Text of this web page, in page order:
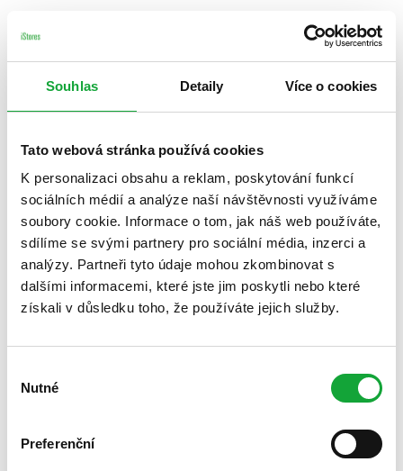
Souhlas Detaily Více o cookies
Tato webová stránka používá cookies
K personalizaci obsahu a reklam, poskytování funkcí
sociálních médií a analýze naší návštěvnosti využíváme
soubory cookie. Informace o tom, jak náš web používáte,
sdílíme se svými partnery pro sociální média, inzerci a
analýzy. Partneři tyto údaje mohou zkombinovat s
dalšími informacemi, které jste jim poskytli nebo které
získali v důsledku toho, že používáte jejich služby.
souhlasu
Nutné
Preferenční